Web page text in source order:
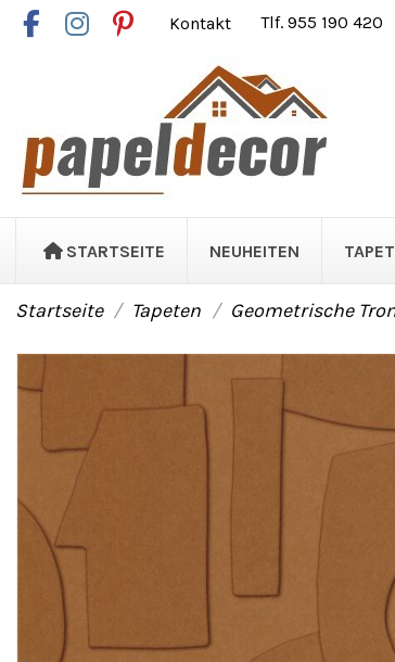
Kontakt Tlf. 955 190 420
STARTSEITE NEUHEITEN
Startseite Tapeten Geometrische